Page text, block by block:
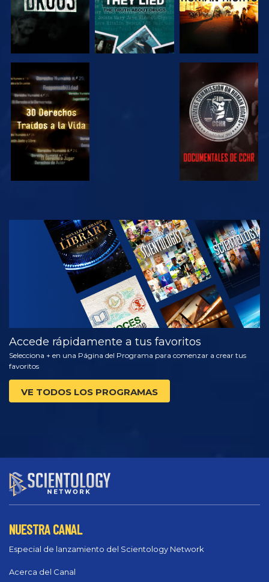
VE VE
VE
EXPLORA LAS
SERIES
Accede rápidamente a tus favoritos
Selecciona + en una Página del Programa para comenzar a crear tus
favoritos
VE TODOS LOS PROGRAMAS
NUESTRA CANAL
Especial de lanzamiento del Scientology Network
Acerca del Canal